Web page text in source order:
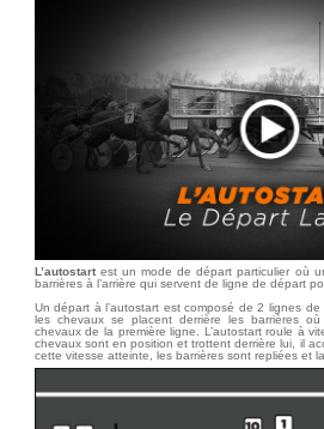
L’autostartest un mode de départ particulier où
barrières à l’arrière qui servent de ligne de départ
Un départ à l’autostart est composé de 2 lignes
les chevaux se placent derrière les barrières
chevaux de la première ligne. L’autostart roule à
chevaux sont en position et trottent derrière lui, il
cette vitesse atteinte, les barrières sont repliées et